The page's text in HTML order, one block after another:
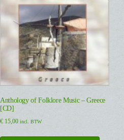
Anthology of Folklore Music – Greece
[CD]
€ 15,00 incl. BTW